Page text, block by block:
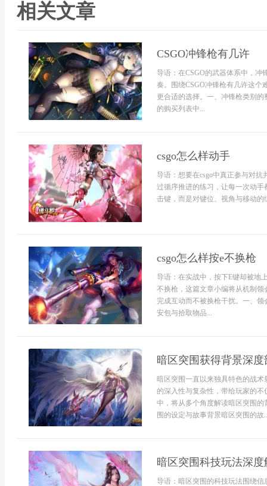
相关文章
CSGO冲锋枪有几许
导语：在CSGO的武器体系中，冲
奏。围绕CSGO冲锋枪有几许这个
更合适的选择。一、冲锋枪类别
的购买列表中...
csgo怎么样动手
导语：想要在csgo中真正参与对
过循序推进的练习，让每一次动
击键，而是对键位、视角与移动
csgo怎么样按e不换枪
导语：在实战中，按下E键却被地
不换枪，这篇文章小编将从机制
完成互动而不被换枪干扰。一、
安包与拾取物品...
暗区突围获得背景深度
暗区突围一直以来独具特色的战
的深入性与复杂性，带给玩家的
中，将从多个角度解读暗区突围
围的设定与故事背景暗区突围的故
暗区突围科技玩法深
导语：暗区突围的科技玩法围绕